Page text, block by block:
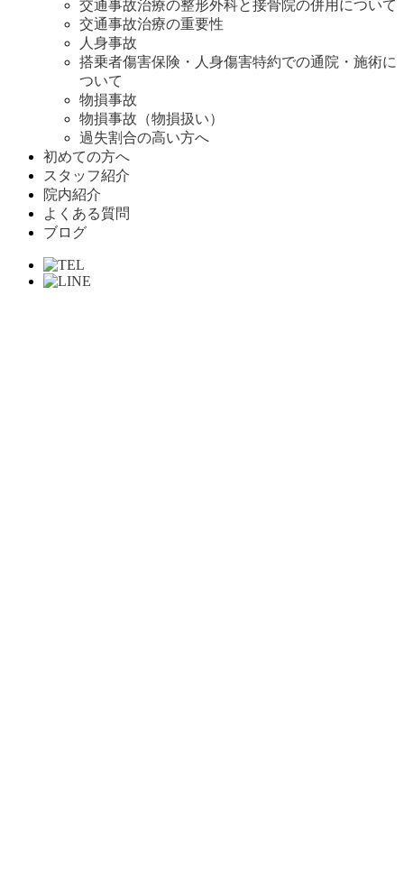
交通事故治療の整形外科と接骨院の併用について
交通事故治療の重要性
人身事故
搭乗者傷害保険・人身傷害特約での通院・施術に
ついて
物損事故
物損事故（物損扱い）
過失割合の高い方へ
初めての方へ
スタッフ紹介
院内紹介
よくある質問
ブログ